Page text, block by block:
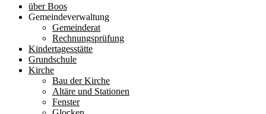
über Boos
Gemeindeverwaltung
Gemeinderat
Rechnungsprüfung
Kindertagesstätte
Grundschule
Kirche
Bau der Kirche
Altäre und Stationen
Fenster